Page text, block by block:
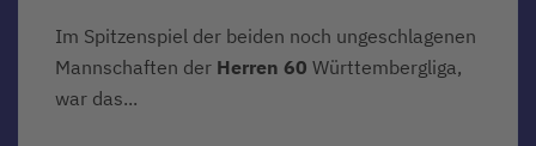
Im Spitzenspiel der beiden noch ungeschlagenen
Mannschaften der Herren 60 Württembergliga,
war das...